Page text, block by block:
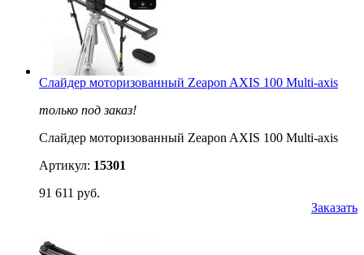
Слайдер моторизованный Zeapon AXIS 100 Multi-axis
только под заказ!
Слайдер моторизованный Zeapon AXIS 100 Multi-axis
Артикул: 15301
91 611 руб.
Заказать